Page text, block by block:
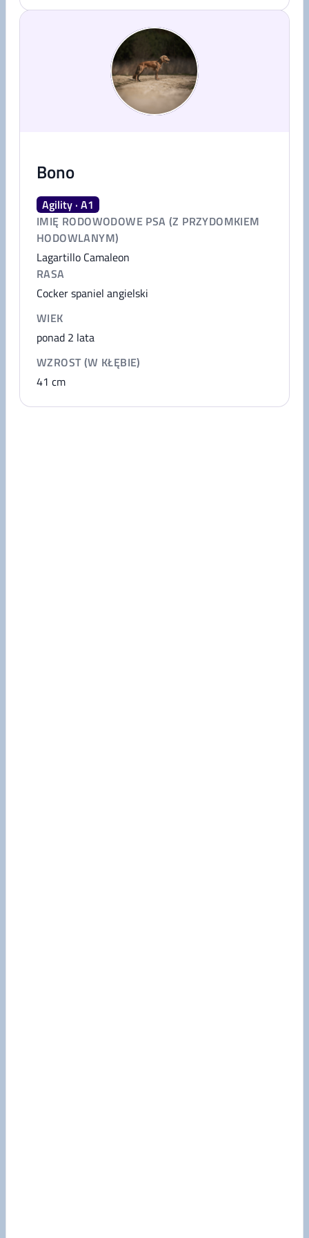
Bono
Agility · A1
IMIĘ RODOWODOWE PSA (Z PRZYDOMKIEM
HODOWLANYM)
Lagartillo Camaleon
RASA
Cocker spaniel angielski
WIEK
ponad 2 lata
WZROST (W KŁĘBIE)
41 cm